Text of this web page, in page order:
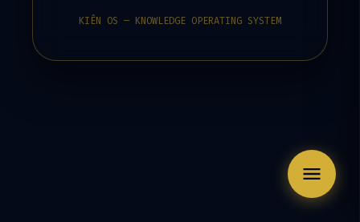
KIÊN OS — KNOWLEDGE OPERATING SYSTEM